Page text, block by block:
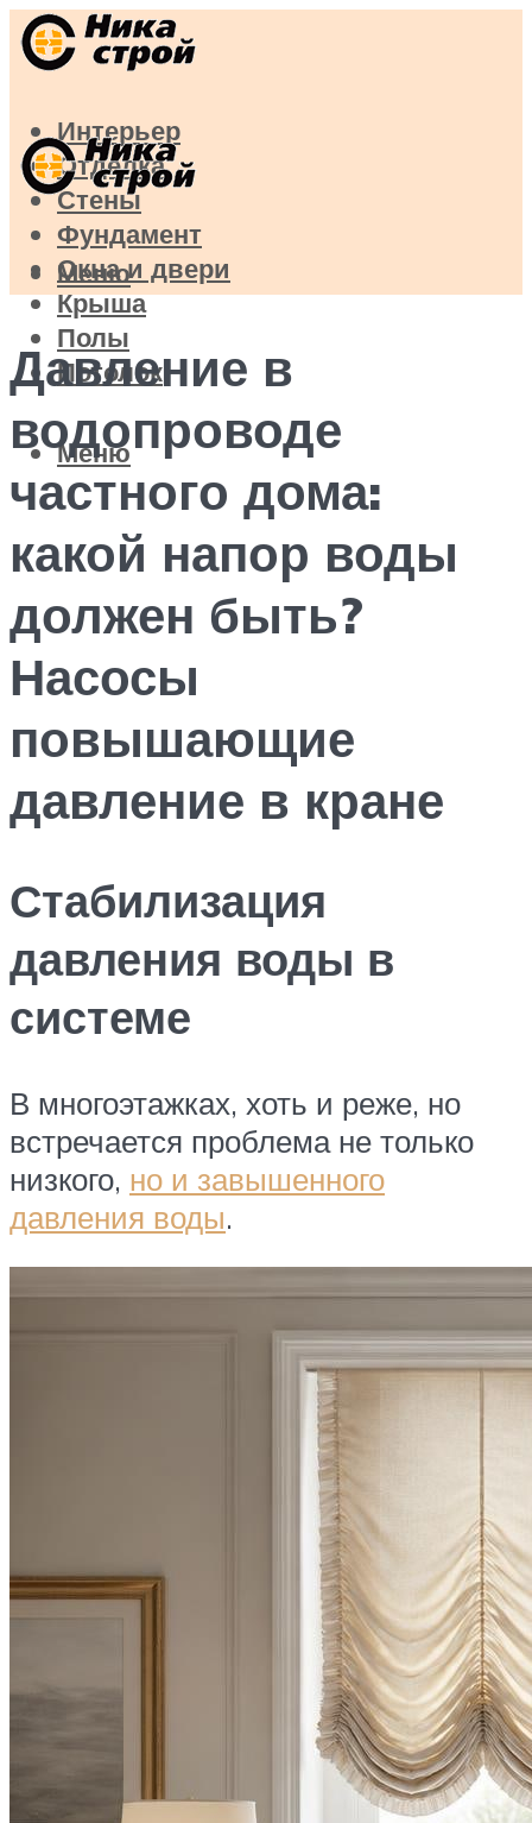
Интерьер
Отделка
Стены
Фундамент
Окна и двери
Крыша
Полы
Потолок
Меню
Меню
Давление в
водопроводе
частного дома:
какой напор воды
должен быть?
Насосы
повышающие
давление в кране
Стабилизация
давления воды в
системе
В многоэтажках, хоть и реже, но
встречается проблема не только
низкого, но и завышенного
давления воды.